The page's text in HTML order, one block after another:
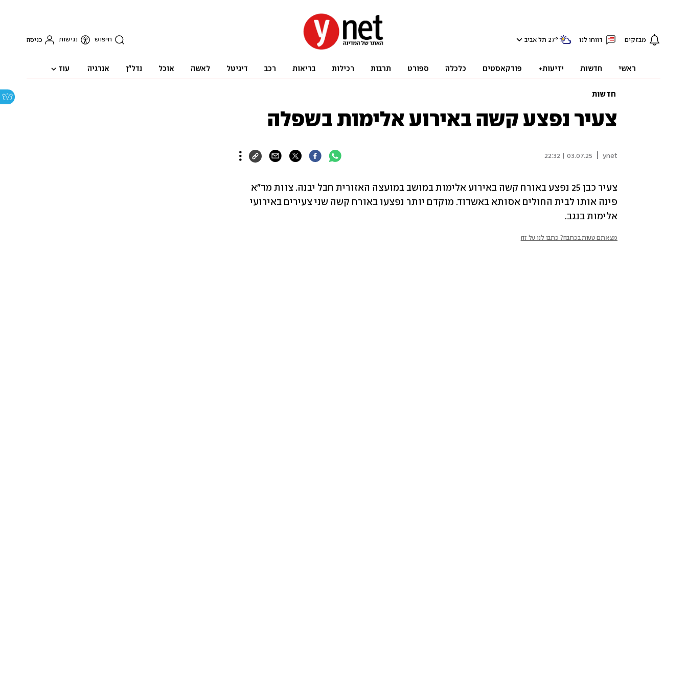
מבזקים דווחו לנו 27° תל אביב חיפוש נגישות כניסה
ראשי חדשות ידיעות+ פודקאסטים כלכלה ספורט תרבות רכילות בריאות רכב דיגיטל לאשה אוכל נדל"ן אנרגיה עוד
חדשות
צעיר נפצע קשה באירוע אלימות בשפלה
ynet
03.07.25 | 22:32
אלימות בנגב.
מצאתם טעות בכתבה? כתבו לנו על זה